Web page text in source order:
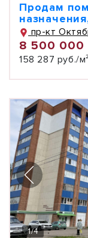
Продам
пр-кт
8 500 000
158 287 руб./м²
1/4